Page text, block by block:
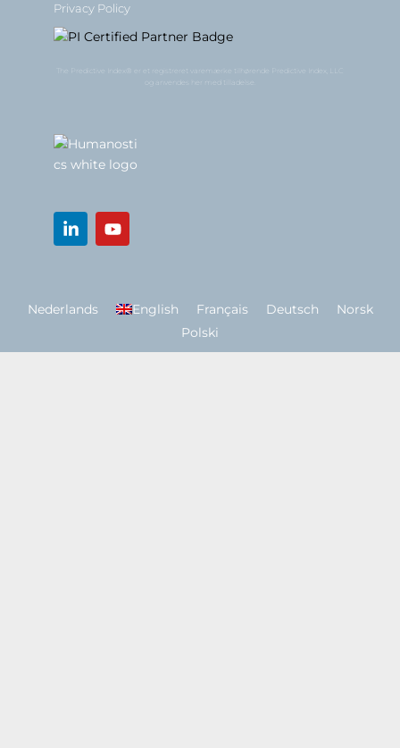
Privacy Policy
The Predictive Index® er et registreret varemærke tilhørende Predictive Index, LLC
og anvendes her med tilladelse.
Nederlands English Français Deutsch
Norsk
Polski